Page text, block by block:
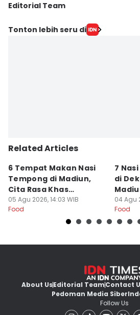
Editorial Team
Editor
Tonton lebih seru di
Related Articles
6 Tempat Makan Nasi
Tempong di Madiun,
Cita Rasa Khas
Banyuwangi
05 Agu 2026, 14:03 WIB
Food
7
di
Khas
04 Agu
Food
About UsEditorial TeamContact
Pedoman Media Siber
Follow Us